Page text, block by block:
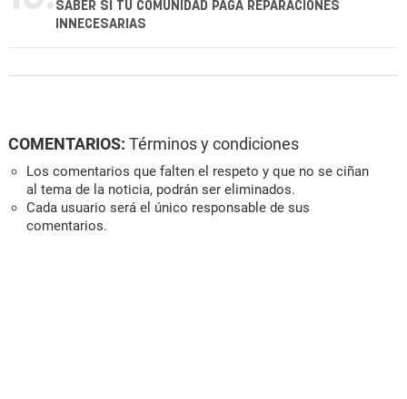
SABER SI TU COMUNIDAD PAGA REPARACIONES
INNECESARIAS
COMENTARIOS: Términos y condiciones
Los comentarios que falten el respeto y que no se ciñan
al tema de la noticia, podrán ser eliminados.
Cada usuario será el único responsable de sus
comentarios.